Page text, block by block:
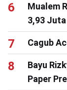
Mualem
3,93 Juta
Cagub
Bayu
Paper